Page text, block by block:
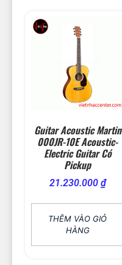
Guitar Acoustic Martin
000JR-10E Acoustic-
Electric Guitar Có
Pickup
21.230.000 ₫
THÊM VÀO GIỎ
HÀNG